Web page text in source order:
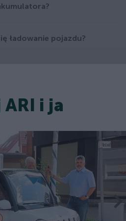
ładowanie pojazdu?
i ja